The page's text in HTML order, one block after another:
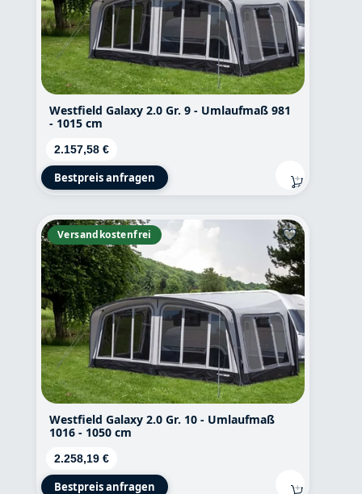
Westfield Galaxy 2.0 Gr. 9 - Umlaufmaß 981
- 1015 cm
Regulärer Preis:
2.157,58 €
Bestpreis anfragen
Versandkostenfrei
Westfield Galaxy 2.0 Gr. 10 - Umlaufmaß
1016 - 1050 cm
Regulärer Preis:
2.258,19 €
Bestpreis anfragen